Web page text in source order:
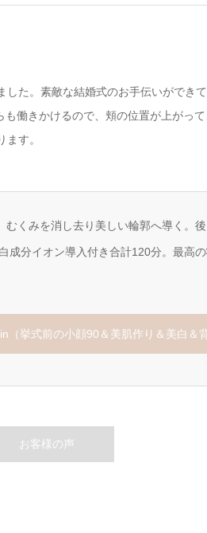
た。素敵な結婚式のお手伝いができ
働きかけるので、頬の位置が上がっ
す。
くみを消し去り美しい輪郭へ導く。
成分イオン導入付き合計120分。最高
（挙式前の小顔90＆美肌作り＆美白＆背
お客様の声